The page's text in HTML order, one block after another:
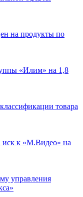
на продукты по
«Илим» на 1,8
товара
иск к «М.Видео» на
управления